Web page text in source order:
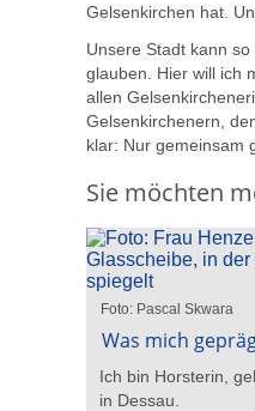
Gelsenkirchen hat.
Unsere Stadt kann
glauben. Hier will ich
allen
Gelsenkirchenern,
klar: Nur gemeinsam
Sie möchten
Foto: Pascal Skwara
Was mich
Ich bin Horsterin,
in Dessau.